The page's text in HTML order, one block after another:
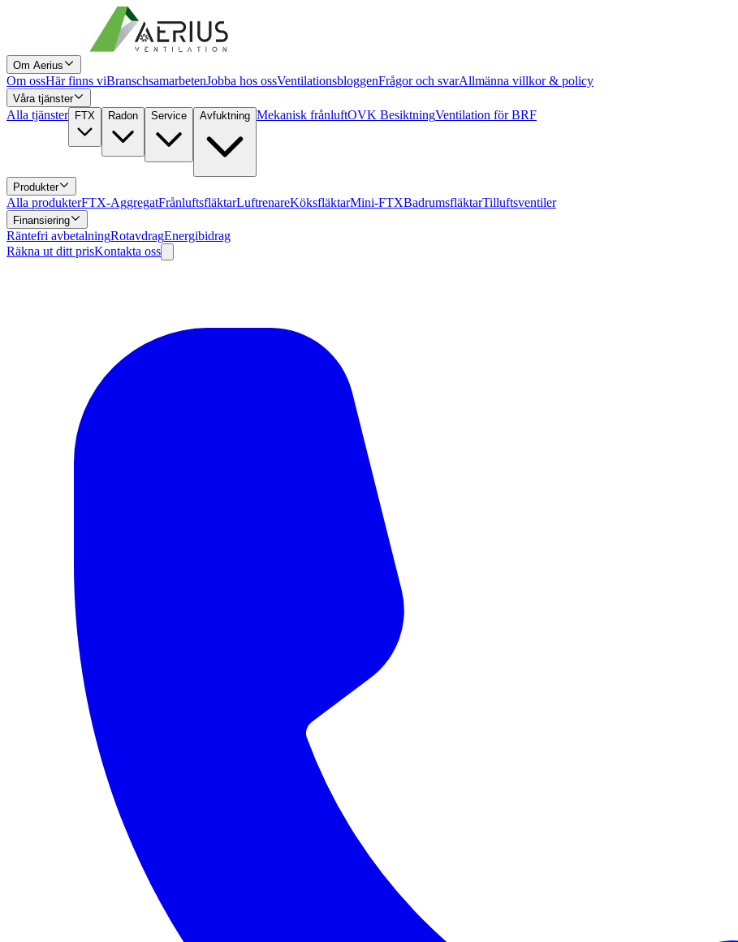
Om Aerius
Om ossHär finns viBranschsamarbetenJobba hos ossVentilationsbloggenFrågor och svarAllmänna villkor & policy
Våra tjänster
Alla tjänster FTX Radon Service Avfuktning Mekanisk frånluftOVK BesiktningVentilation för BRF
Produkter
Alla produkterFTX-AggregatFrånluftsfläktarLuftrenareKöksfläktarMini-FTXBadrumsfläktarTilluftsventiler
Finansiering
Räntefri avbetalningRotavdragEnergibidrag
Räkna ut ditt prisKontakta oss